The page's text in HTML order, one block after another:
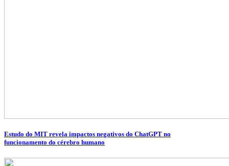
Estudo do MIT revela impactos negativos do ChatGPT no
funcionamento do cérebro humano